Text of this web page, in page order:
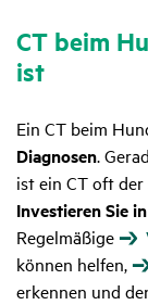
CT beim
ist
Ein CT beim
Diagnosen.
ist ein CT oft
Investieren Sie
Regelmäßige
können helfen,
erkennen und